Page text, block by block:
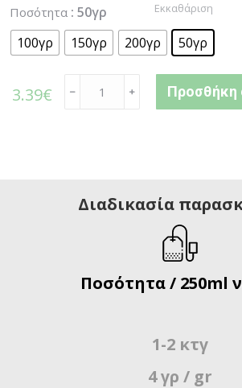
Ποσότητα : 50γρ
100γρ
150γρ 200γρ 50γρ
Εκκαθάριση
3.39€ ﹣ ﹢ Προσθήκη
Διαδικασία
Ποσότητα / 250ml
1-2 κτγ
4 γρ / gr